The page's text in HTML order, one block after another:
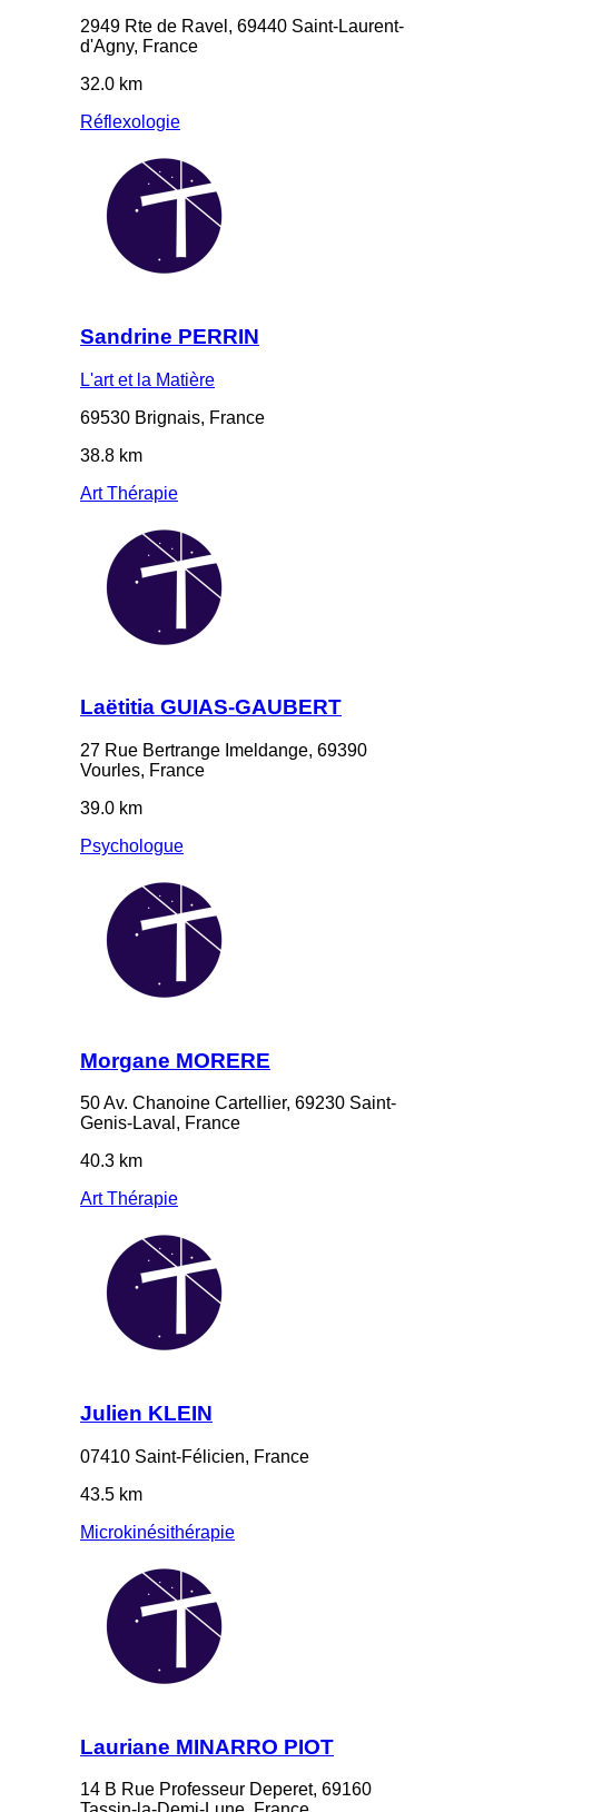
2949 Rte de Ravel, 69440 Saint-Laurent-
d'Agny, France
32.0 km
Réflexologie
Sandrine PERRIN
L'art et la Matière
69530 Brignais, France
38.8 km
Art Thérapie
Laëtitia GUIAS-GAUBERT
27 Rue Bertrange Imeldange, 69390
Vourles, France
39.0 km
Psychologue
Morgane MORERE
50 Av. Chanoine Cartellier, 69230 Saint-
Genis-Laval, France
40.3 km
Art Thérapie
Julien KLEIN
07410 Saint-Félicien, France
43.5 km
Microkinésithérapie
Lauriane MINARRO PIOT
14 B Rue Professeur Deperet, 69160